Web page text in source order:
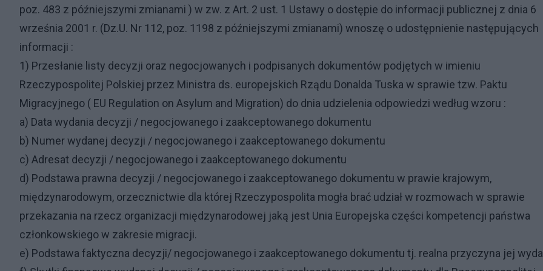
poz. 483 z późniejszymi zmianami ) w zw. z Art. 2 ust. 1 Ustawy o dostępie do informacji publicznej z dnia 6
września 2001 r. (Dz.U. Nr 112, poz. 1198 z późniejszymi zmianami) wnoszę o udostępnienie następujących
informacji :
1) Przesłanie listy decyzji oraz negocjowanych i podpisanych dokumentów podjętych w imieniu
Rzeczypospolitej Polskiej przez Ministra ds. europejskich Rządu Donalda Tuska w sprawie tzw. Paktu
Migracyjnego ( EU Regulation on Asylum and Migration) do dnia udzielenia odpowiedzi według wzoru :
a) Data wydania decyzji / negocjowanego i zaakceptowanego dokumentu
b) Numer wydanej decyzji / negocjowanego i zaakceptowanego dokumentu
c) Adresat decyzji / negocjowanego i zaakceptowanego dokumentu
d) Podstawa prawna decyzji / negocjowanego i zaakceptowanego dokumentu w prawie krajowym,
międzynarodowym, orzecznictwie dla której Rzeczypospolita mogła brać udział w rozmowach w sprawie
przekazania na rzecz organizacji międzynarodowej jaką jest Unia Europejska części kompetencji państwa
członkowskiego w zakresie migracji.
e) Podstawa faktyczna decyzji/ negocjowanego i zaakceptowanego dokumentu tj. realna przyczyna jej